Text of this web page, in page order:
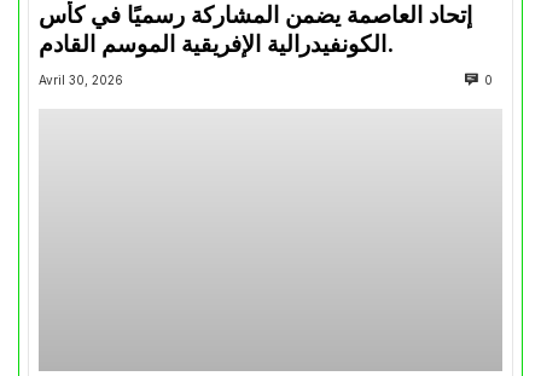
إتحاد العاصمة يضمن المشاركة رسميًا في كأس
الكونفيدرالية الإفريقية الموسم القادم.
Avril 30, 2026 0